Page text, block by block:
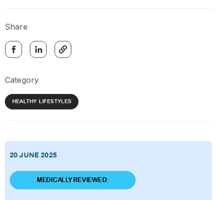
Share
Category
HEALTHY LIFESTYLES
20 JUNE 2025
MEDICALLY REVIEWED: